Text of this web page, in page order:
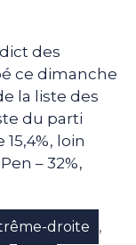
des
ce dimanche
la liste des
du parti
loin
– 32%,
droite ,